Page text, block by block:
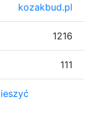
kozakbud.pl
1216
111